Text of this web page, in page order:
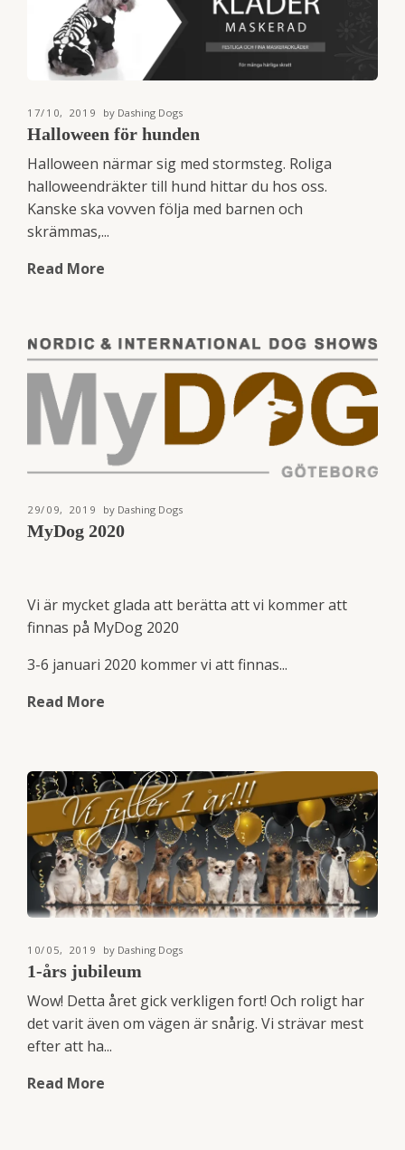
17/10, 2019 by Dashing Dogs
Halloween för hunden
Halloween närmar sig med stormsteg. Roliga
halloweendräkter till hund hittar du hos oss.
Kanske ska vovven följa med barnen och
skrämmas,...
Read More
29/09, 2019 by Dashing Dogs
MyDog 2020
Vi är mycket glada att berätta att vi kommer att
finnas på MyDog 2020
3-6 januari 2020 kommer vi att finnas...
Read More
10/05, 2019 by Dashing Dogs
1-års jubileum
Wow! Detta året gick verkligen fort! Och roligt har
det varit även om vägen är snårig. Vi strävar mest
efter att ha...
Read More